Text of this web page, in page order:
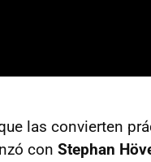
las convierten
con Stephan